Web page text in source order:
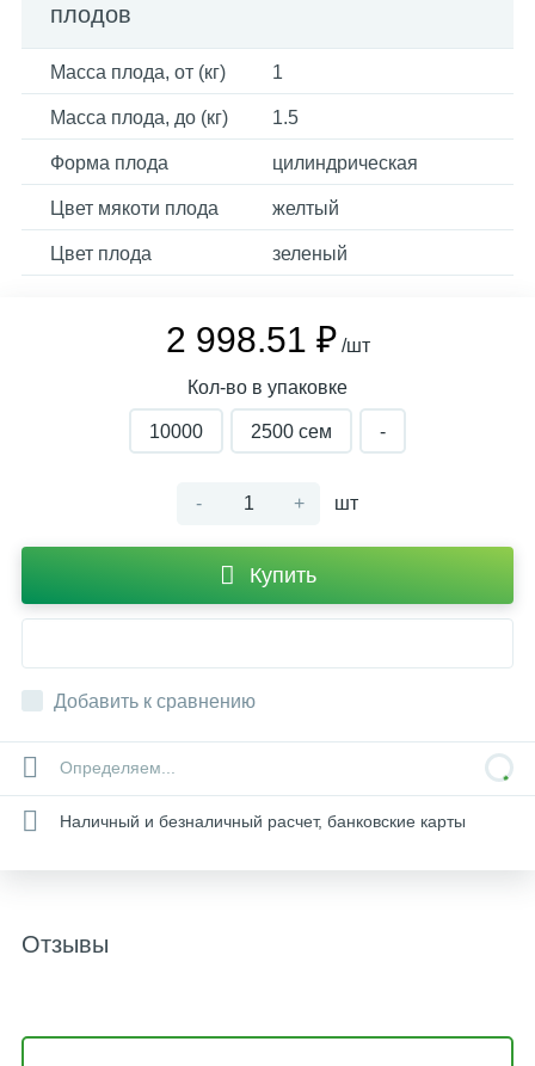
плодов
Масса плода, от (кг) 1
Масса плода, до (кг) 1.5
Форма плода цилиндрическая
Цвет мякоти плода желтый
Цвет плода зеленый
2 998.51 ₽ /шт
Кол-во в упаковке
10000 2500 cем -
- + шт
Купить
Добавить к сравнению
Определяем...
Наличный и безналичный расчет, банковские карты
Отзывы